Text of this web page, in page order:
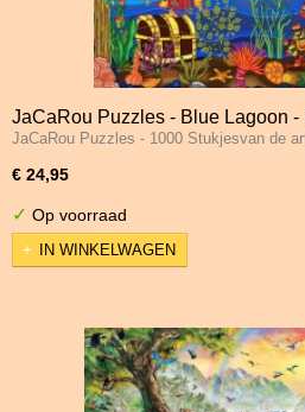
JaCaRou Puzzles - Blue Lagoon -
JaCaRou Puzzles - 1000 Stukjesvan de
€ 24,95
✓ Op voorraad
IN WINKELWAGEN